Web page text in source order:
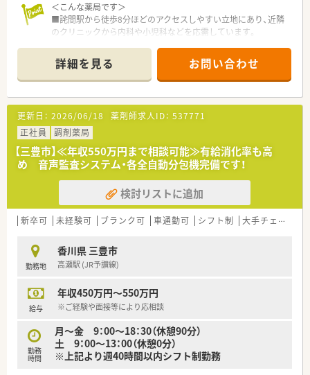
＜こんな薬局です＞
■詫間駅から徒歩8分ほどのアクセスしやすい立地にあり、近隣
のクリニックから内科や小児科などを応需しています。
器科など内科を中心とした処方内容に対応している店舗です。
■幅広い年代の薬剤師が常勤3名とパート1名在籍しており、事
務員3名と協力して業務を行っています。
＜こんな企業です＞
■香川県内全域に店舗展開中企業です。
■社長は県薬剤師会の常務理事と坂出市薬剤師会の会長をされ
ており、常に最新の薬局業界傾向を知ることができます。
■薬局運営以外にも保育園やサービス付き高齢者住宅などの社
会福祉や卸などもグループとして事業展開されています。
■奨学金返済のための手当支給制度あります。（5年間）
■スポーツファーマシスト等各種資格取得にも積極的な法人で
す。
詳細を見る お問い合わせ
更新日： 2026/06/18 薬剤師求人ID： 537771
正社員
調剤薬局
【三豊市】≪年収550万円まで相談可能≫有給消化率も高
め 音声監査システム・各全自動分包機完備です！
検討リストに追加
新卒可 未経験可 ブランク可 車通勤可 シフト制 大手チェーン以外
勤務地
香川県 三豊市
高瀬駅 (JR予讃線)
給与
年収450万円～550万円
※ご経験や面接等により応相談
勤務
時間
月～金 9：00～18：30（休憩90分）
土 9：00～13：00（休憩0分）
※上記より週40時間以内シフト制勤務